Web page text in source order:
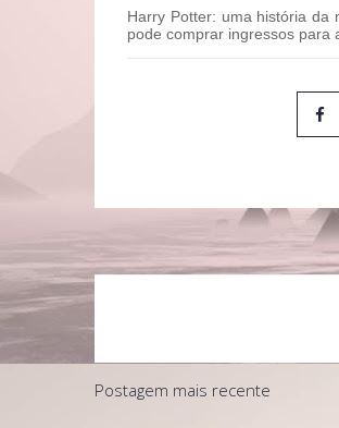
Harry Potter: uma história
pode comprar ingressos para
Postagem mais recente